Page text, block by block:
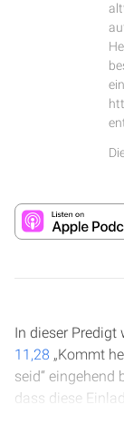
In dieser Predigt
11,28 „Kommt
seid“ eingehend
dass diese